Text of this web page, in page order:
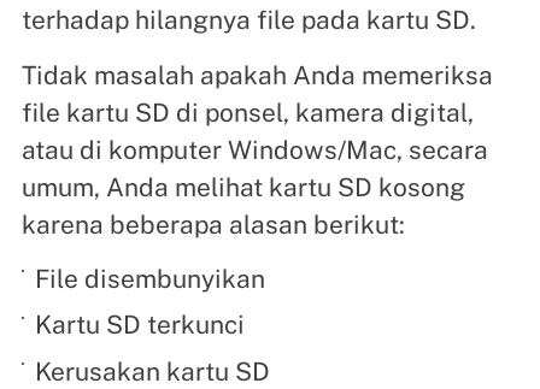
terhadap hilangnya file pada kartu SD.
Tidak masalah apakah Anda memeriksa
file kartu SD di ponsel, kamera digital,
atau di komputer Windows/Mac, secara
umum, Anda melihat kartu SD kosong
karena beberapa alasan berikut:
File disembunyikan
Kartu SD terkunci
Kerusakan kartu SD